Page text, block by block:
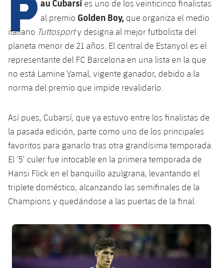
plusicon
más
Instalaciones
Spotify Camp Nou
Palau Blaugrana
Estadi Johan Cruyff
Ciutat Esportiva
plusicon
más
Servicios
Servicios Médicos
Accesibilidad
plusicon
más
Acreditaciones
Instalaciones
SUB13
SUB12
SUB11 A
SUB11 B
SUB10 A
SUB10 B
SUB9 A
SUB9 B
SUB8 B
SUB13 B
SUB12 C
SUB11 C
Entradas
Gameday Shows
Resultados
Jugadores
Fotos
Historia
Palmarés
Base
Barça Atlètic
Cadete A
Infantil A
Infantil B
Mini
Campus Verano
PLUSICON
Primer Equipo
plusicon
más
Actualidad
Entradas
Resultados
Clasificaciones
Jugadores
Historia
Barça Atlètic
plusicon
más
Calendario
Resultados
Clasificaciones
Fotos
Base
plusicon
más
Actualidad
Juvenil
Cadete A
Infantil A
PLUSICON
MÁS
plusicon
más
Actualidad
Entradas
Barça Atlètic
plusicon
más
Calendario
Base
plusicon
más
Actualidad
Campus Verano
au Cubarsí es uno de los veinticinco finalistas
al premio Golden Boy, que organiza el medio
italiano Tuttosporty designa al mejor futbolista del
planeta menor de 21 años. El central de Estanyol es el
representante del FC Barcelona en una lista en la que
no está Lamine Yamal, vigente ganador, debido a la
norma del premio que impide revalidarlo.
Así pues, Cubarsí, que ya estuvo entre los finalistas de
la pasada edición, parte como uno de los principales
favoritos para ganarlo tras otra grandísima temporada.
El ‘5’ culer fue intocable en la primera temporada de
Hansi Flick en el banquillo azulgrana, levantando el
triplete doméstico, alcanzando las semifinales de la
Champions y quedándose a las puertas de la final.
FC Barcelona club badge